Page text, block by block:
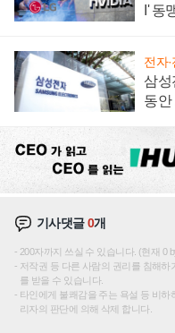
I' 동
전자
삼성
동안
기사댓글0개
200자까지 쓰실 수 있습니다. (현재 0
저작권 등 다른 사람의 권리를 침해
를 받을 수 있습니다.
타인에게 불쾌감을 주는 욕설 등 비
리자의 판단에 의해 삭제 합니다.